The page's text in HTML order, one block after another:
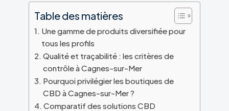
Table des matières
Une gamme de produits diversifiée pour
tous les profils
Qualité et traçabilité : les critères de
contrôle à Cagnes-sur-Mer
Pourquoi privilégier les boutiques de
CBD à Cagnes-sur-Mer ?
Comparatif des solutions CBD